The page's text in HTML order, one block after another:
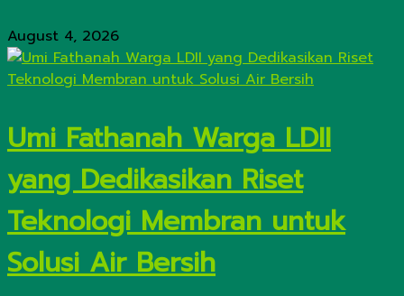
August 4, 2026
Umi Fathanah Warga LDII
yang Dedikasikan Riset
Teknologi Membran untuk
Solusi Air Bersih